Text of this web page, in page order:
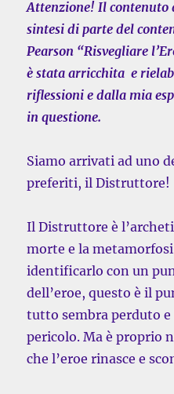
Attenzione! Il contenuto
sintesi di parte del
Pearson “Risvegliare
è stata arricchita e
riflessioni e dalla mia
in questione.
Siamo arrivati ad uno
preferiti, il Distruttore!
Il Distruttore è
morte e la
identificarlo con un
dell’eroe, questo è il
tutto sembra perduto e
pericolo. Ma è proprio
che l’eroe rinasce e